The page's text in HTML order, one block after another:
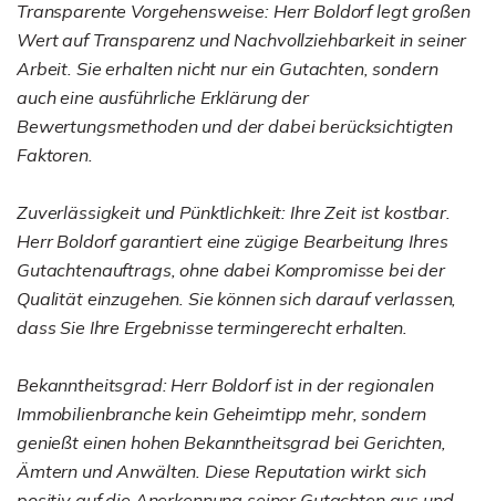
Transparente Vorgehensweise: Herr Boldorf legt großen
Wert auf Transparenz und Nachvollziehbarkeit in seiner
Arbeit. Sie erhalten nicht nur ein Gutachten, sondern
auch eine ausführliche Erklärung der
Bewertungsmethoden und der dabei berücksichtigten
Faktoren.
Zuverlässigkeit und Pünktlichkeit: Ihre Zeit ist kostbar.
Herr Boldorf garantiert eine zügige Bearbeitung Ihres
Gutachtenauftrags, ohne dabei Kompromisse bei der
Qualität einzugehen. Sie können sich darauf verlassen,
dass Sie Ihre Ergebnisse termingerecht erhalten.
Bekanntheitsgrad: Herr Boldorf ist in der regionalen
Immobilienbranche kein Geheimtipp mehr, sondern
genießt einen hohen Bekanntheitsgrad bei Gerichten,
Ämtern und Anwälten. Diese Reputation wirkt sich